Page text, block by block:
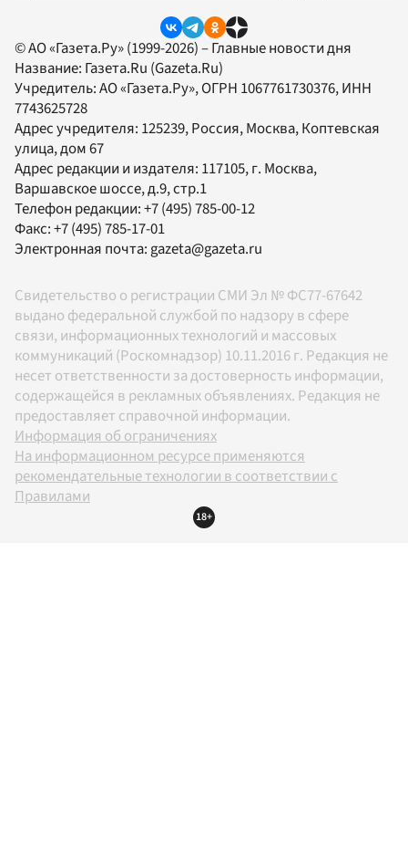
© АО «Газета.Ру» (1999-2026) – Главные новости дня
Название: Газета.Ru (Gazeta.Ru)
Учредитель:АО «Газета.Ру», ОГРН 1067761730376, ИНН
7743625728
Адрес учредителя: 125239, Россия, Москва, Коптевская
улица, дом 67
Адрес редакции и издателя: 117105, г. Москва,
Варшавское шоссе, д.9, стр.1
Телефон редакции:+7 (495) 785-00-12
Факс:+7 (495) 785-17-01
Электронная почта: gazeta@gazeta.ru
Свидетельство о регистрации СМИ Эл № ФС77-67642
выдано федеральной службой по надзору в сфере
связи, информационных технологий и массовых
коммуникаций (Роскомнадзор) 10.11.2016 г. Редакция не
несет ответственности за достоверность информации,
содержащейся в рекламных объявлениях. Редакция не
предоставляет справочной информации.
Информация об ограничениях
На информационном ресурсе применяются
рекомендательные технологии в соответствии с
Правилами
18+